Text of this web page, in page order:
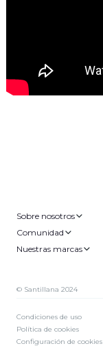
Sobre nosotros
Comunidad
Nuestras marcas
© Santillana 2024
Condiciones de uso
Política de cookies
Configuración de cookies